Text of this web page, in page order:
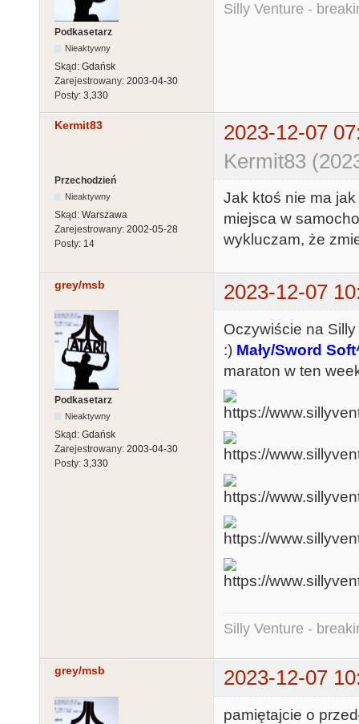
Podkasetarz
Nieaktywny
Skąd: Gdańsk
Zarejestrowany: 2003-04-30
Posty: 3,330
Silly Venture -
Kermit83
2023-12-07
Kermit83
Przechodzień
Nieaktywny
Skąd: Warszawa
Zarejestrowany: 2002-05-28
Posty: 14
Jak ktoś nie ma
miejsca w
wykluczam, że
grey/msb 2023-12-07
Podkasetarz
Nieaktywny
Skąd: Gdańsk
Zarejestrowany: 2003-04-30
Posty: 3,330
Oczywiście na
:) Mały/Sword
maraton w ten
Silly Venture -
grey/msb 2023-12-07
pamiętajcie o